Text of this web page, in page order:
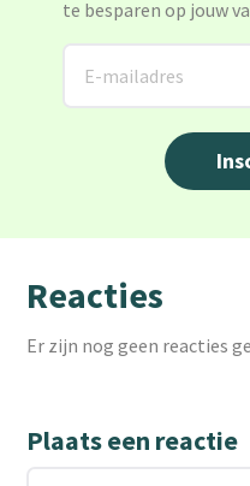
te besparen op jouw
Reacties
Er zijn nog geen reacties
Plaats een reactie